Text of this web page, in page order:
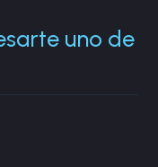
uno de